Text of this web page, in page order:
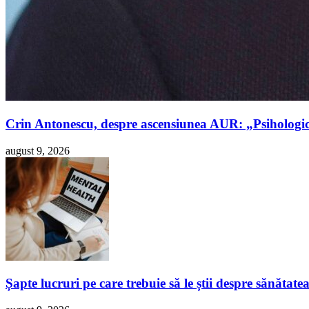
Crin Antonescu, despre ascensiunea AUR:
august 9, 2026
Șapte lucruri pe care trebuie să le știi despre